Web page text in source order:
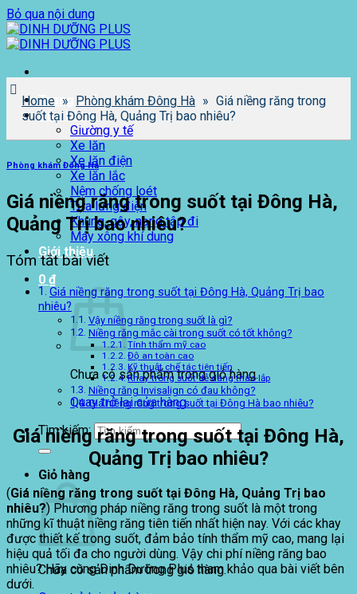
Bỏ qua nội dung
Trang chủ
Cửa hàng
Giường y tế
Xe lăn
Xe lăn điện
Xe lăn lắc
Nệm chống loét
Tựa lưng điện
Khung, gậy, nạng tập đi
Máy xông khí dung
Giới thiệu
0 ₫
Chưa có sản phẩm trong giỏ hàng.
Quay trở lại cửa hàng
Tìm kiếm:
Giỏ hàng
Chưa có sản phẩm trong giỏ hàng.
Home » Phòng khám Đông Hà » Giá niềng răng trong
suốt tại Đông Hà, Quảng Trị bao nhiêu?
Phòng khám Đông Hà
Giá niềng răng trong suốt tại Đông Hà,
Quảng Trị bao nhiêu?
Tóm tắt bài viết
Giá niềng răng trong suốt tại Đông Hà, Quảng Trị bao
nhiêu?
Vậy niềng răng trong suốt là gì?
Niềng răng mắc cài trong suốt có tốt không?
Tính thẩm mỹ cao
Độ an toàn cao
Kỹ thuật chế tác tiên tiến
Khay trong suốt dễ dàng tháo lắp
Niềng răng Invisalign có đau không?
Giá niềng răng trong suốt tại Đông Hà bao nhiêu?
Giá niềng răng trong suốt tại Đông Hà,
Quảng Trị bao nhiêu?
(Giá niềng răng trong suốt tại Đông Hà, Quảng Trị bao
nhiêu?) Phương pháp niềng răng trong suốt là một trong
những kĩ thuật niềng răng tiên tiến nhất hiện nay. Với các khay
được thiết kế trong suốt, đảm bảo tính thẩm mỹ cao, mang lại
hiệu quả tối đa cho người dùng. Vậy chi phí niềng răng bao
nhiêu? Hãy cùng Dinh Dưỡng Plus tham khảo qua bài viết bên
dưới.